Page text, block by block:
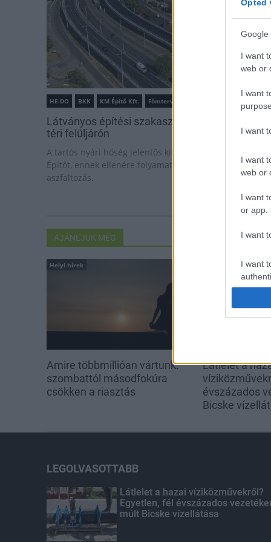
Opted
Google
I want
web or
I want
I want
I want
web or
I want
or app.
I want
I want
HE-DO BKK KM Építő Kft. Főmterv Mérnöki Tervező Zrt.
Látványos építési szakasz indult be a Flórián
téri felüljárón
A tartós nyári hőség jelentős kihívás elé állítja a KM
Építőt, ennek ellenére folyamatosan halad az
aszfaltozás.
AJÁNLJUK MÉG
Helyi hírek
Amire többmillióan vártunk:
szombattól másodfokúra
csökken a riasztás
Látlelet a
évszázados
Bicske
LEGOLVASOTTABB
Látlelet a hazai víziközművekről?
Egyetlen, fél évszázados
múlt Bicske vízellátása